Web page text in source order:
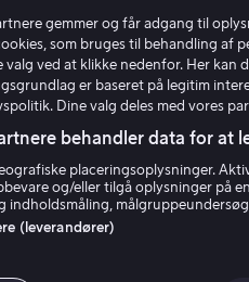
gemmer og får adgang til
som bruges til behandling af
valg ved at klikke nedenfor. Her kan
er baseret på legitim
Dine valg deles med vores
behandler data for at
placeringsoplysninger.
og/eller tilgå oplysninger på
indholdsmåling,
(leverandører)